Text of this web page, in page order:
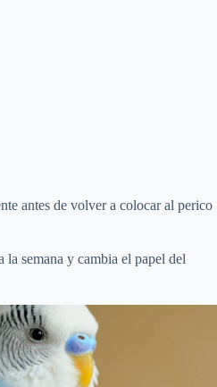
antes de volver a colocar al perico
semana y cambia el papel del